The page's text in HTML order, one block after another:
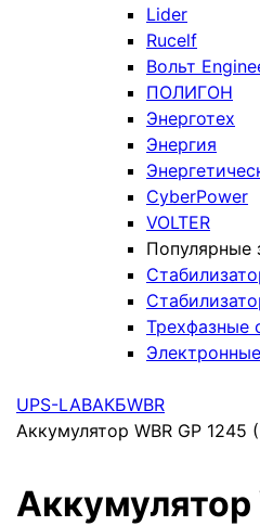
Lider
Rucelf
Вольт
ПОЛИГОН
Энерготех
Энергия
CyberPower
VOLTER
Популярные
Трехфазные
UPS-LABАКБWBR
Аккумулятор WBR GP 1245
Аккумулятор